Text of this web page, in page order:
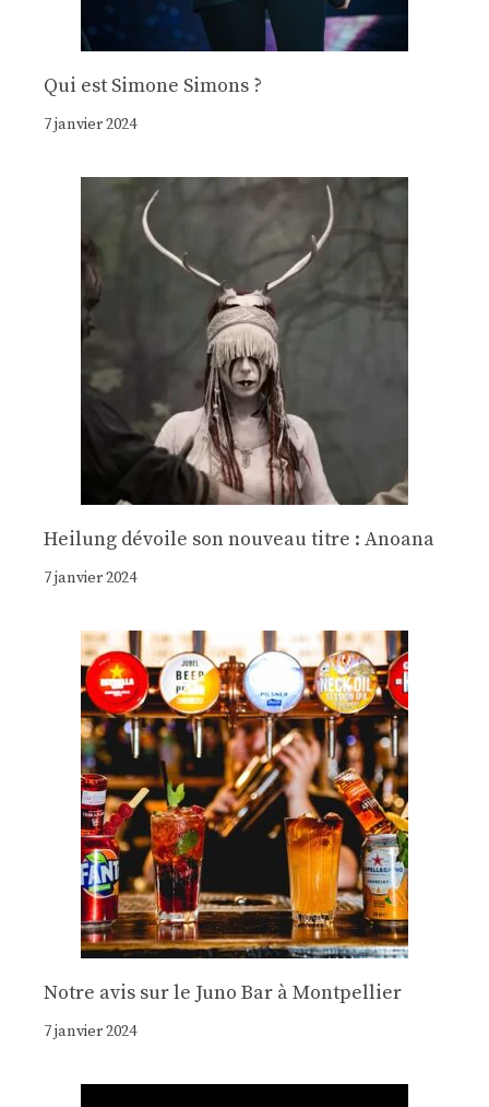
Qui est Simone Simons ?
7 janvier 2024
Heilung dévoile son nouveau titre : Anoana
7 janvier 2024
Notre avis sur le Juno Bar à Montpellier
7 janvier 2024